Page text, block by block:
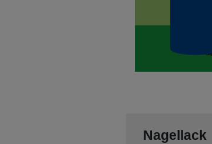
Nagellack